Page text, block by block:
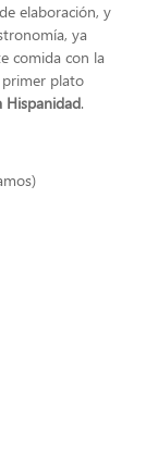
elaboración, y
ya
comida con la
primer plato
Hispanidad.